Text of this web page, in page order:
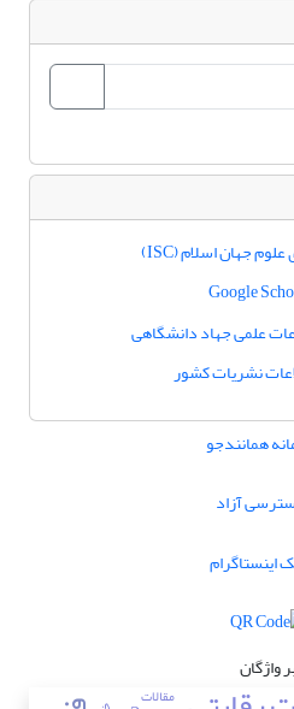
واژگان
مقالات